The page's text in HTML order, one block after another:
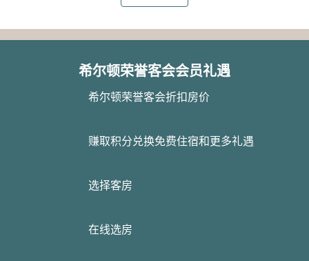
希尔顿荣誉客会会员礼遇
希尔顿荣誉客会折扣房价
赚取积分兑换免费住宿和更多礼遇
选择客房
在线选房